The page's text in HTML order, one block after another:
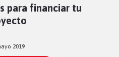
para financiar tu
2019